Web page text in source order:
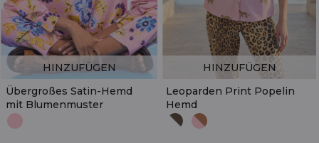
Übergroßes Satin-Hemd
mit Blumenmuster
HINZUFÜGEN
Leoparden Print Popelin
Hemd
HINZUFÜGEN